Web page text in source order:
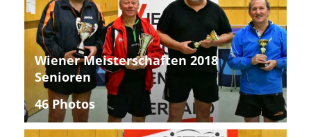
Wiener Meisterschaften 2018
Senioren
46 Photos